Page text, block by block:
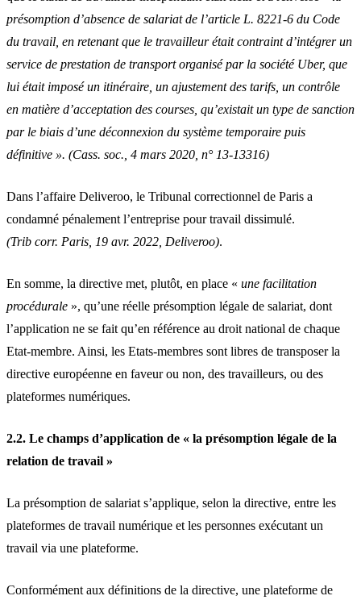
présomption d’absence de salariat de l’article L. 8221-6 du Code
du travail, en retenant que le travailleur était contraint d’intégrer un
service de prestation de transport organisé par la société Uber, que
lui était imposé un itinéraire, un ajustement des tarifs, un contrôle
en matière d’acceptation des courses, qu’existait un type de sanction
par le biais d’une déconnexion du système temporaire puis
définitive ». (Cass. soc., 4 mars 2020, n° 13-13316)
Dans l’affaire Deliveroo, le Tribunal correctionnel de Paris a
condamné pénalement l’entreprise pour travail dissimulé.
(Trib corr. Paris, 19 avr. 2022, Deliveroo).
En somme, la directive met, plutôt, en place « une facilitation
procédurale », qu’une réelle présomption légale de salariat, dont
l’application ne se fait qu’en référence au droit national de chaque
Etat-membre. Ainsi, les Etats-membres sont libres de transposer la
directive européenne en faveur ou non, des travailleurs, ou des
plateformes numériques.
2.2. Le champs d’application de « la présomption légale de la
relation de travail »
La présomption de salariat s’applique, selon la directive, entre les
plateformes de travail numérique et les personnes exécutant un
travail via une plateforme.
Conformément aux définitions de la directive, une plateforme de